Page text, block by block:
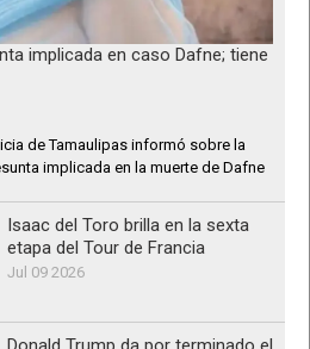
implicada en caso Dafne; tiene
de Tamaulipas informó sobre la
implicada en la muerte de Dafne
Isaac del Toro brilla en la sexta
etapa del Tour de Francia
Jul 09 2026